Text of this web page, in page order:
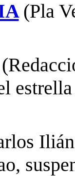
(Pla